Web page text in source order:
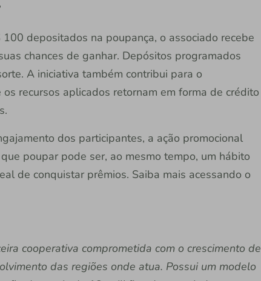
depositados na poupança, o associado recebe
chances de ganhar. Depósitos programados
A iniciativa também contribui para o
recursos aplicados retornam em forma de crédito
dos participantes, a ação promocional
poupar pode ser, ao mesmo tempo, um hábito
de conquistar prêmios. Saiba mais acessando o
cooperativa comprometida com o crescimento de
das regiões onde atua. Possui um modelo